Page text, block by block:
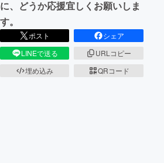
CAMPFIREふるさと納税machi-ya
に、どうか応援宜しくお願いしま
す。
ポスト
シェア
LINEで送る
URLコピー
埋め込み
QRコード